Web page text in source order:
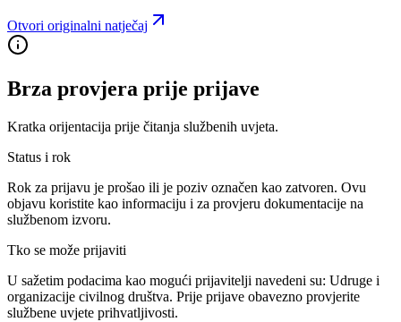
Otvori originalni natječaj
Brza provjera prije prijave
Kratka orijentacija prije čitanja službenih uvjeta.
Status i rok
Rok za prijavu je prošao ili je poziv označen kao zatvoren. Ovu
objavu koristite kao informaciju i za provjeru dokumentacije na
službenom izvoru.
Tko se može prijaviti
U sažetim podacima kao mogući prijavitelji navedeni su: Udruge i
organizacije civilnog društva. Prije prijave obavezno provjerite
službene uvjete prihvatljivosti.